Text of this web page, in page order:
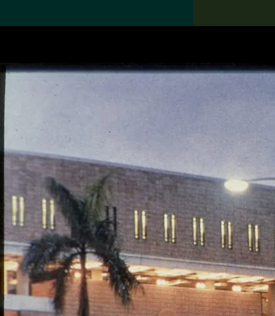
M+藏品
19,052个结果
藏品
的二十及二十
化藏品。